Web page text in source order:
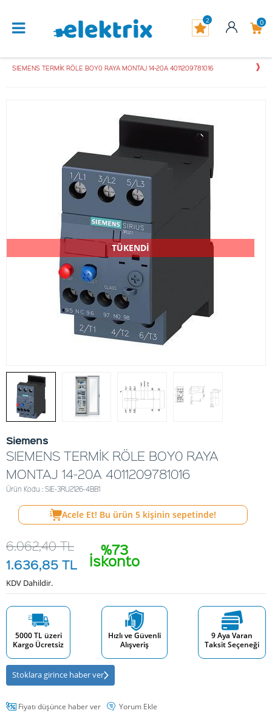
0
2
SIEMENS TERMİK RÖLE BOY0 RAYA MONTAJ 14-20A 4011209781016
TÜKENDİ
Siemens
SIEMENS TERMİK RÖLE BOY0 RAYA
MONTAJ 14-20A 4011209781016
Ürün Kodu : SIE-3RU2126-4BB1
Acele Et! Bu ürün 5 kişinin sepetinde!
%73
İskonto
6.062,40TL
1.636,85 TL
KDV Dahildir.
5000 TL üzeri
Kargo Ücretsiz
Hızlı ve Güvenli
Alışveriş
9 Aya Varan
Taksit Seçeneği
Stoklara girince haber ver
Fiyatı düşünce haber ver Yorum Ekle